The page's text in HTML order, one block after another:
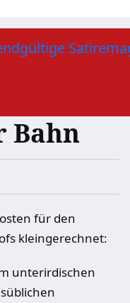
Bahn
für den
kleingerechnet:
unterirdischen